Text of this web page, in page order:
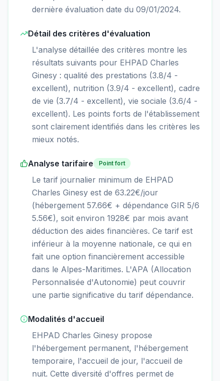
dernière évaluation date du 09/01/2024.
Détail des critères d'évaluation
L'analyse détaillée des critères montre les
résultats suivants pour EHPAD Charles
Ginesy : qualité des prestations (3.8/4 -
excellent), nutrition (3.9/4 - excellent), cadre
de vie (3.7/4 - excellent), vie sociale (3.6/4 -
excellent). Les points forts de l'établissement
sont clairement identifiés dans les critères les
mieux notés.
Analyse tarifaire Point fort
Le tarif journalier minimum de EHPAD
Charles Ginesy est de 63.22€/jour
(hébergement 57.66€ + dépendance GIR 5/6
5.56€), soit environ 1928€ par mois avant
déduction des aides financières. Ce tarif est
inférieur à la moyenne nationale, ce qui en
fait une option financièrement accessible
dans le Alpes-Maritimes. L'APA (Allocation
Personnalisée d'Autonomie) peut couvrir
une partie significative du tarif dépendance.
Modalités d'accueil
EHPAD Charles Ginesy propose
l'hébergement permanent, l'hébergement
temporaire, l'accueil de jour, l'accueil de
nuit. Cette diversité d'offres permet de